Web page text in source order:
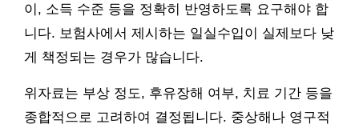
이, 소득 수준 등을 정확히 반영하도록 요구해야 합
니다. 보험사에서 제시하는 일실수입이 실제보다 낮
게 책정되는 경우가 많습니다.
위자료는 부상 정도, 후유장해 여부, 치료 기간 등을
종합적으로 고려하여 결정됩니다. 중상해나 영구적